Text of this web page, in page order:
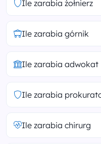
Ile zarabia żołnierz
Ile zarabia górnik
Ile zarabia adwokat
Ile zarabia
Ile zarabia chirurg